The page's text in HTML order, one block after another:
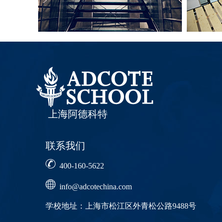
上海阿德科特
联系我们
400-160-5622
info@adcotechina.com
学校地址：上海市松江区外青松公路9488号